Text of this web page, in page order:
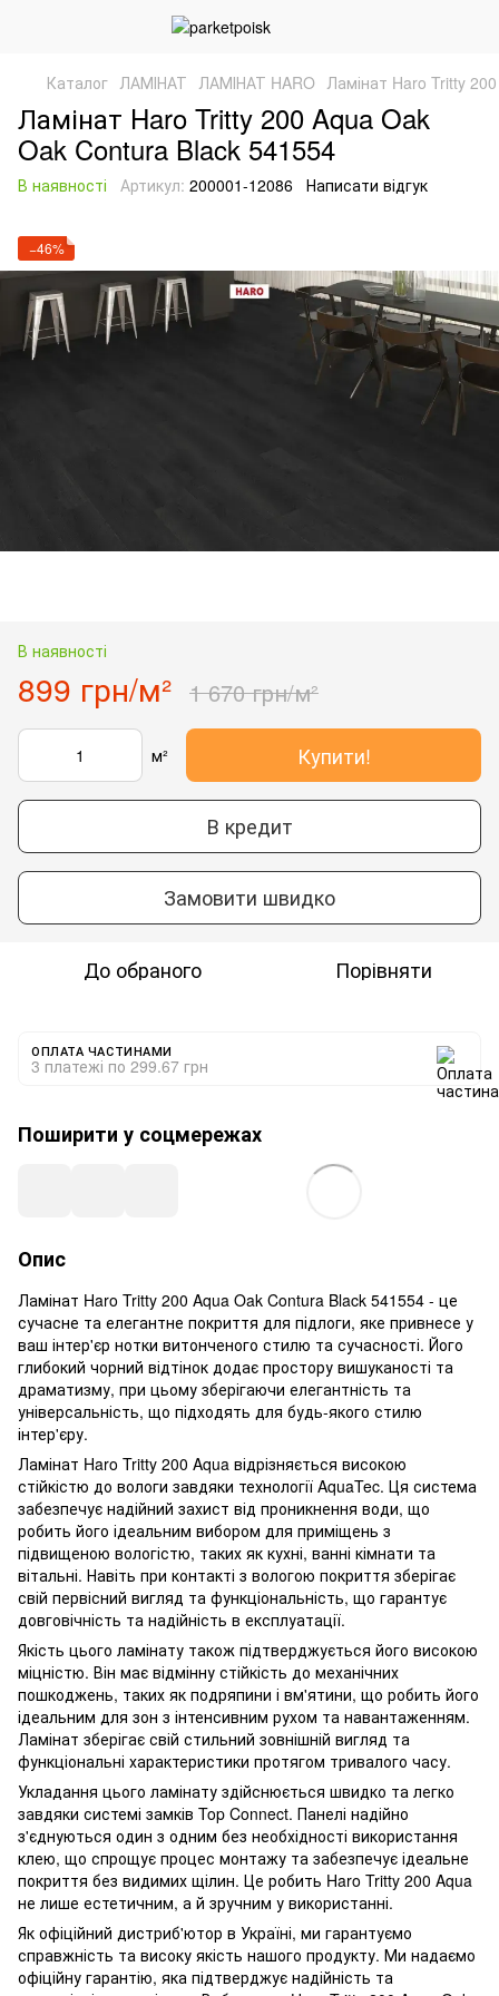
Каталог ЛАМІНАТ ЛАМІНАТ HARO Ламінат Haro Tritty
Ламінат Haro Tritty 200 Aqua Oak
Oak Contura Black 541554
В наявності Артикул: 200001-12086 Написати відгук
−46%
В наявності
899 грн/м² 1 670 грн/м²
м² Купити!
В кредит
Замовити швидко
До обраного Порівняти
ОПЛАТА ЧАСТИНАМИ
3 платежі по 299.67 грн
Поширити у соцмережах
Опис
Ламінат Haro Tritty 200 Aqua Oak Contura Black 541554 - це
сучасне та елегантне покриття для підлоги, яке привнесе у
ваш інтер'єр нотки витонченого стилю та сучасності. Його
глибокий чорний відтінок додає простору вишуканості та
драматизму, при цьому зберігаючи елегантність та
універсальність, що підходять для будь-якого стилю
інтер'єру.
Ламінат Haro Tritty 200 Aqua відрізняється високою
стійкістю до вологи завдяки технології AquaTec. Ця система
забезпечує надійний захист від проникнення води, що
робить його ідеальним вибором для приміщень з
підвищеною вологістю, таких як кухні, ванні кімнати та
вітальні. Навіть при контакті з вологою покриття зберігає
свій первісний вигляд та функціональність, що гарантує
довговічність та надійність в експлуатації.
Якість цього ламінату також підтверджується його високою
міцністю. Він має відмінну стійкість до механічних
пошкоджень, таких як подряпини і вм'ятини, що робить його
ідеальним для зон з інтенсивним рухом та навантаженням.
Ламінат зберігає свій стильний зовнішній вигляд та
функціональні характеристики протягом тривалого часу.
Укладання цього ламінату здійснюється швидко та легко
завдяки системі замків Top Connect. Панелі надійно
з'єднуються один з одним без необхідності використання
клею, що спрощує процес монтажу та забезпечує ідеальне
покриття без видимих ​​щілин. Це робить Haro Tritty 200 Aqua
не лише естетичним, а й зручним у використанні.
Як офіційний дистриб'ютор в Україні, ми гарантуємо
справжність та високу якість нашого продукту. Ми надаємо
офіційну гарантію, яка підтверджує надійність та